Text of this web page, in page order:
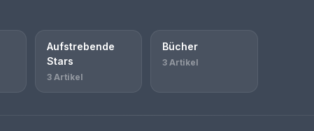
Aufstrebende
Stars
3 Artikel
Bücher
3 Artikel